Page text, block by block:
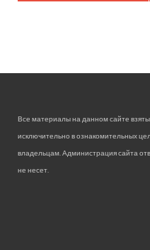
Все материалы на данном сайте
исключительно в ознакомительных
владельцам. Администрация сайта
не несет.